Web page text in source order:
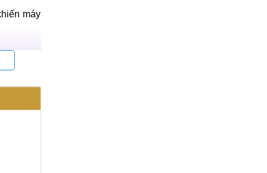
máy
không
hưởng
kịp dễ